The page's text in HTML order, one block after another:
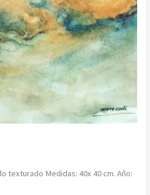
texturado Medidas: 40x 40 cm. Año: